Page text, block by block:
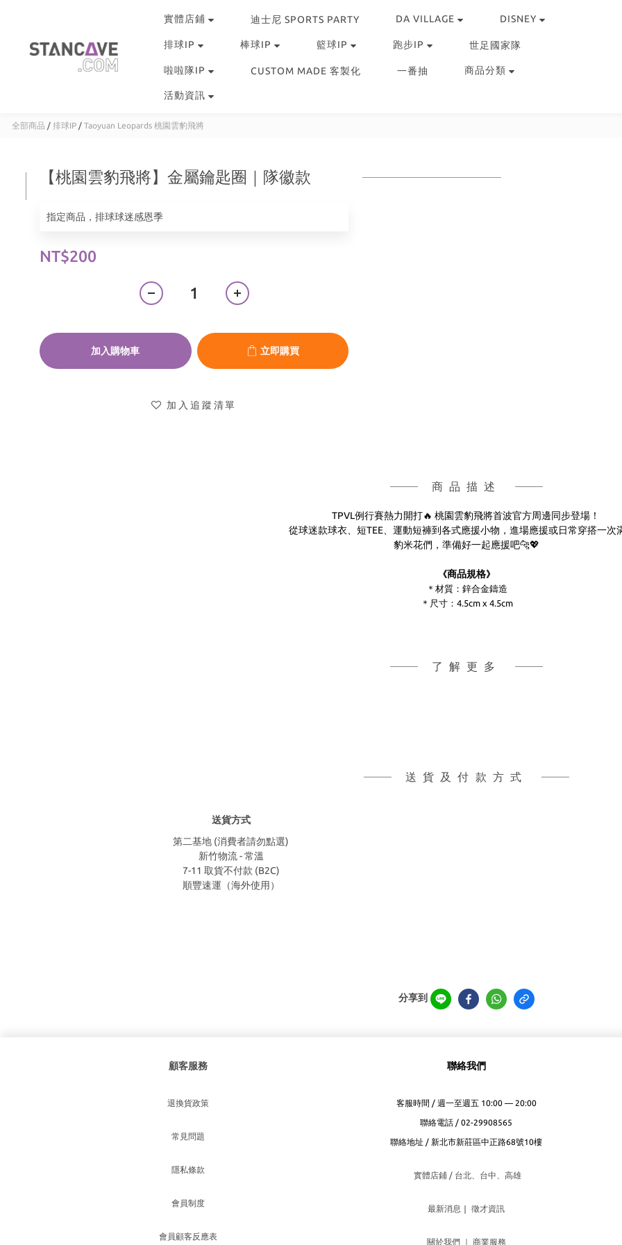
實體店鋪 迪士尼 SPORTS PARTY DA VILLAGE DISNEY
排球IP 棒球IP 籃球IP 跑步IP 世足國家隊
啦啦隊IP CUSTOM MADE 客製化 一番抽 商品分類
活動資訊
全部商品 / 排球IP / Taoyuan Leopards 桃園雲豹飛將
【桃園雲豹飛將】金屬鑰匙圈｜隊徽款
指定商品，排球球迷感恩季
NT$200
加入購物車 立即購買
加入追蹤清單
商品描述
TPVL例行賽熱力開打🔥 桃園雲豹飛將首波官方周邊同步登場！
從球迷款球衣、短TEE、運動短褲到各式應援小物，進場應援或日常穿搭一次
豹米花們，準備好一起應援吧🐆💖
《商品規格》
＊材質：鋅合金鑄造
＊尺寸：4.5cm x 4.5cm
了解更多
送貨及付款方式
送貨方式
第二基地 (消費者請勿點選)
新竹物流 - 常溫
7-11 取貨不付款 (B2C)
順豐速運（海外使用）
分享到
顧客服務
退換貨政策
常見問題
隱私條款
會員制度
會員顧客反應表
聯絡我們
客服時間 / 週一至週五 10:00 — 20:00
聯絡電話 / 02-29908565
聯絡地址 / 新北市新莊區中正路68號10樓
實體店鋪 / 台北、台中、高雄
最新消息 ｜ 徵才資訊
關於我們｜ 商業服務